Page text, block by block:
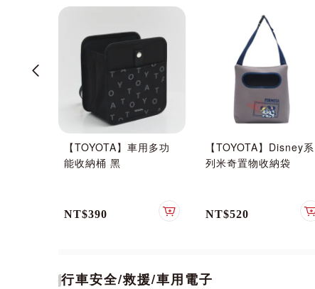
加入購物車
【TOYOTA】車用多功
能收納桶 黑
NT$390 加入購物車
【TOYOTA】Disney系
列米奇置物收納袋
NT$520
行車安全/救援/車用電子